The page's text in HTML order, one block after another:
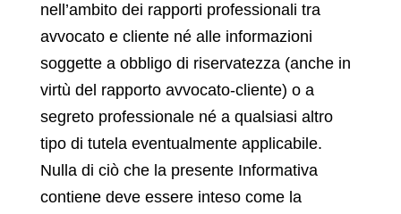
nell’ambito dei rapporti professionali tra
avvocato e cliente né alle informazioni
soggette a obbligo di riservatezza (anche in
virtù del rapporto avvocato-cliente) o a
segreto professionale né a qualsiasi altro
tipo di tutela eventualmente applicabile.
Nulla di ciò che la presente Informativa
contiene deve essere inteso come la